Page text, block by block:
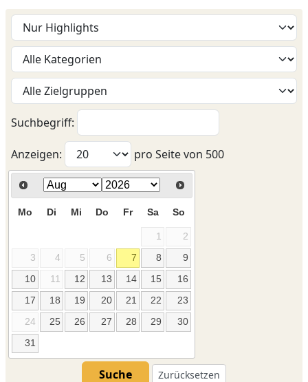
Suchbegriff:
Anzeigen: pro Seite von 500
Mo Di Mi Do Fr Sa So
1
2
3
4 5 6 7 8
9
10
11 12 13 14 15
16
17
18 19 20 21 22
23
24
25 26 27 28 29
30
31
Suche Zurücksetzen